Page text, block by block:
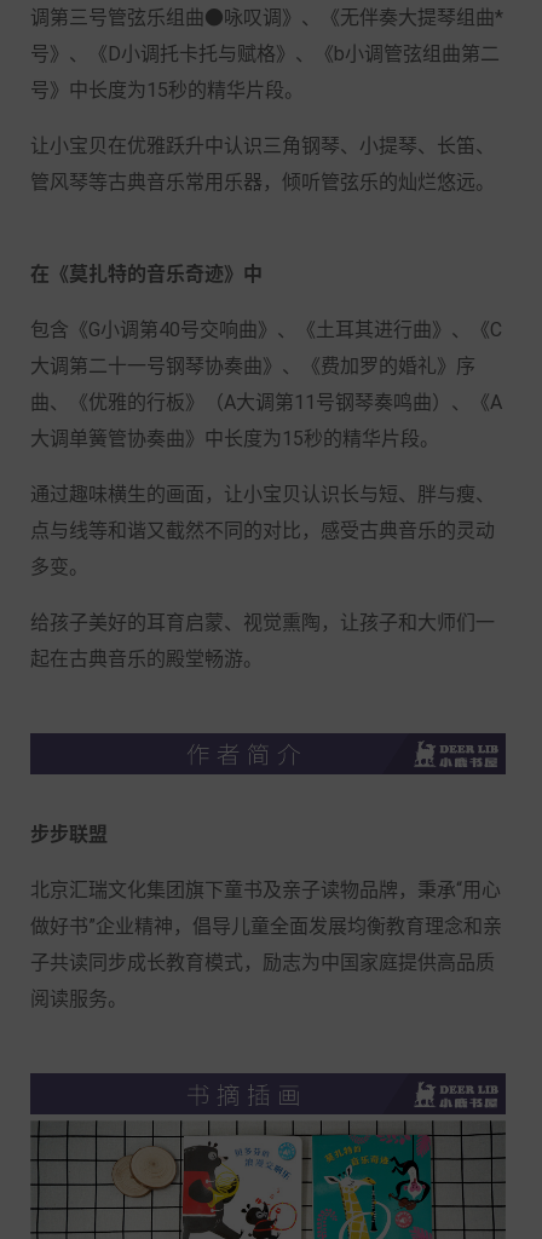
调第三号管弦乐组曲●咏叹调》、《无伴奏大提琴组曲*
号》、《D小调托卡托与赋格》、《b小调管弦组曲第二
号》中长度为15秒的精华片段。
让小宝贝在优雅跃升中认识三角钢琴、小提琴、长笛、
管风琴等古典音乐常用乐器，倾听管弦乐的灿烂悠远。
在《莫扎特的音乐奇迹》中
包含《G小调第40号交响曲》、《土耳其进行曲》、《C
大调第二十一号钢琴协奏曲》、《费加罗的婚礼》序
曲、《优雅的行板》（A大调第11号钢琴奏鸣曲）、《A
大调单簧管协奏曲》中长度为15秒的精华片段。
通过趣味横生的画面，让小宝贝认识长与短、胖与瘦、
点与线等和谐又截然不同的对比，感受古典音乐的灵动
多变。
给孩子美好的耳育启蒙、视觉熏陶，让孩子和大师们一
起在古典音乐的殿堂畅游。
步步联盟
北京汇瑞文化集团旗下童书及亲子读物品牌，秉承“用心
做好书”企业精神，倡导儿童全面发展均衡教育理念和亲
子共读同步成长教育模式，励志为中国家庭提供高品质
阅读服务。